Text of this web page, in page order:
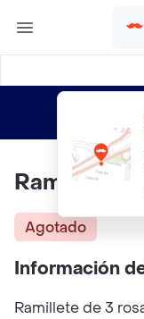
Ramillete
Agotado
Información
Ramillete de 3